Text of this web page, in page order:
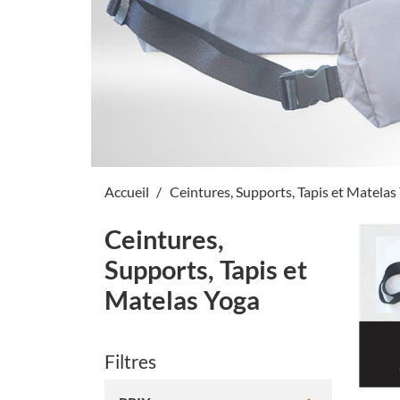
Accueil Ceintures, Supports, Tapis et Matelas
Ceintures,
Supports, Tapis et
Matelas Yoga
Filtres